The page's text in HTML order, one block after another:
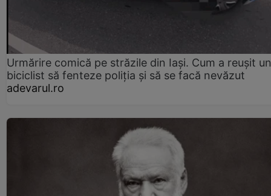
Urmărire comică pe străzile din Iași. Cum a reușit un
biciclist să fenteze poliția și să se facă nevăzut
adevarul.ro